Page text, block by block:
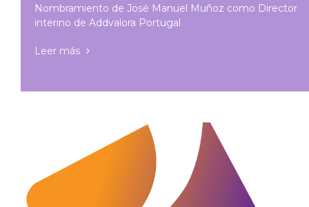
Nombramiento de José Manuel Muñoz como Director
interino de Addvalora Portugal
Leer más